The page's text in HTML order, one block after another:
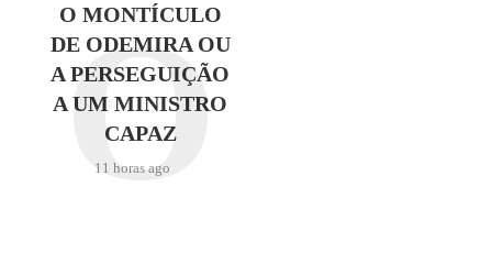
O MONTÍCULO
DE ODEMIRA OU
A PERSEGUIÇÃO
A UM MINISTRO
CAPAZ
11 horas ago
O